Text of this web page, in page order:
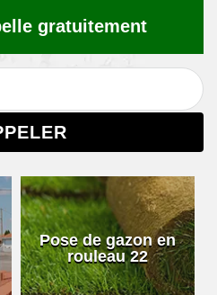
gratuitement
Pose de gazon en
rouleau 22